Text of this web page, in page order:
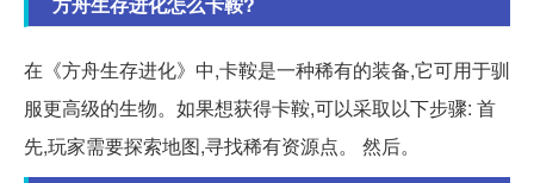
在《方舟生存进化》中,卡鞍是一种稀有的装备,它可用于驯
服更高级的生物。如果想获得卡鞍,可以采取以下步骤: 首
先,玩家需要探索地图,寻找稀有资源点。 然后。